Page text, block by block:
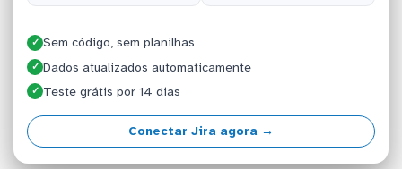
✓ Sem código, sem planilhas
✓ Dados atualizados automaticamente
✓ Teste grátis por 14 dias
Conectar Jira agora →